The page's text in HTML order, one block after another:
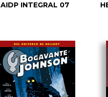
AIDP INTEGRAL 07